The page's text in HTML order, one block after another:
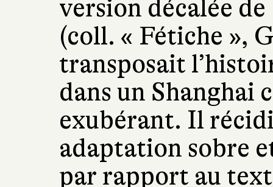
version décalée de
(coll. « Fétiche »,
transposait
dans un Shanghai
exubérant. Il
adaptation sobre
par rapport au